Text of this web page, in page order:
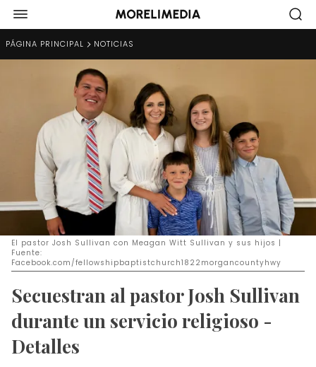
PÁGINA PRINCIPAL NOTICIAS
El pastor Josh Sullivan con Meagan Witt Sullivan y sus hijos |
Fuente:
Facebook.com/fellowshipbaptistchurch1822morgancountyhwy
Secuestran al pastor Josh Sullivan
durante un servicio religioso -
Detalles